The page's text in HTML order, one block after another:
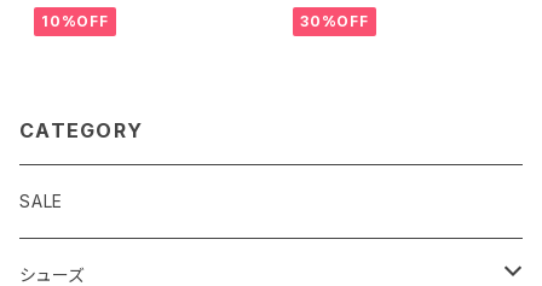
10%OFF 30%OFF
CATEGORY
SALE
シューズ